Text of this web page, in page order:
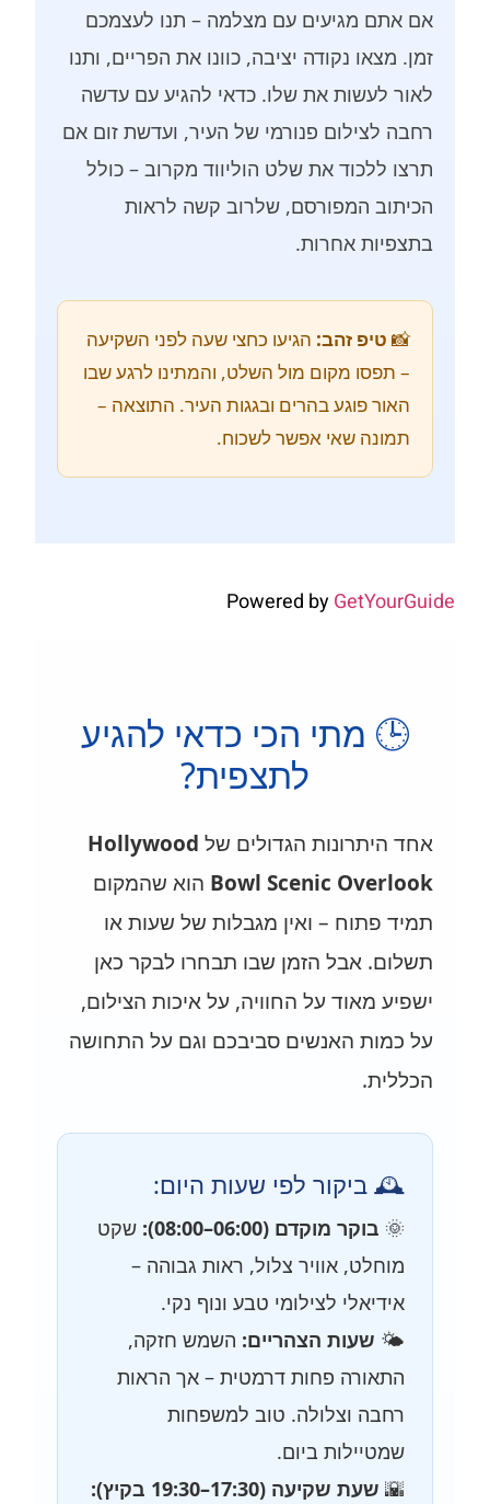
אם אתם מגיעים עם מצלמה – תנו לעצמכם
זמן. מצאו נקודה יציבה, כוונו את הפריים, ותנו
לאור לעשות את שלו. כדאי להגיע עם עדשה
רחבה לצילום פנורמי של העיר, ועדשת זום אם
תרצו ללכוד את שלט הוליווד מקרוב – כולל
הכיתוב המפורסם, שלרוב קשה לראות
בתצפיות אחרות.
📸 טיפ זהב: הגיעו כחצי שעה לפני השקיעה
– תפסו מקום מול השלט, והמתינו לרגע שבו
האור פוגע בהרים ובגגות העיר. התוצאה –
תמונה שאי אפשר לשכוח.
Powered byGetYourGuide
🕒 מתי הכי כדאי להגיע
לתצפית?
אחד היתרונות הגדולים של Hollywood
Bowl Scenic Overlook הוא שהמקום
תמיד פתוח – ואין מגבלות של שעות או
תשלום. אבל הזמן שבו תבחרו לבקר כאן
ישפיע מאוד על החוויה, על איכות הצילום,
על כמות האנשים סביבכם וגם על התחושה
הכללית.
🕰️ ביקור לפי שעות היום:
🌞 בוקר מוקדם (06:00–08:00):
שקט
מוחלט, אוויר צלול, ראות גבוהה –
אידיאלי לצילומי טבע ונוף נקי.
🌤️ שעות הצהריים: השמש חזקה,
התאורה פחות דרמטית – אך הראות
רחבה וצלולה. טוב למשפחות
שמטיילות ביום.
🌇 שעת שקיעה (17:30–19:30 בקיץ):